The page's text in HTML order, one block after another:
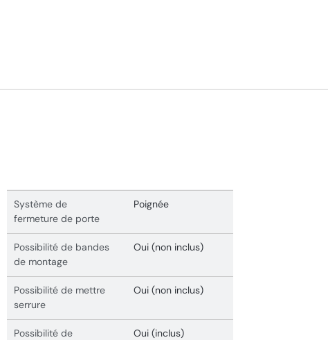
Système de
fermeture de porte
Poignée
Possibilité de bandes
de montage
Oui (non inclus)
Possibilité de mettre
serrure
Oui (non inclus)
Possibilité de
Oui (inclus)